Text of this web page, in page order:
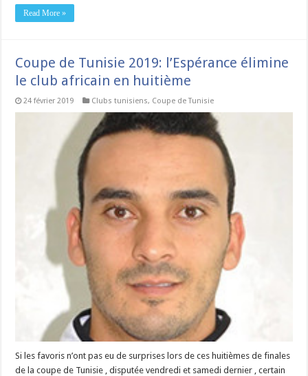
Read More »
Coupe de Tunisie 2019: l’Espérance élimine
le club africain en huitième
24 février 2019 Clubs tunisiens, Coupe de Tunisie
Si les favoris n’ont pas eu de surprises lors de ces huitièmes de finales
de la coupe de Tunisie , disputée vendredi et samedi dernier , certain